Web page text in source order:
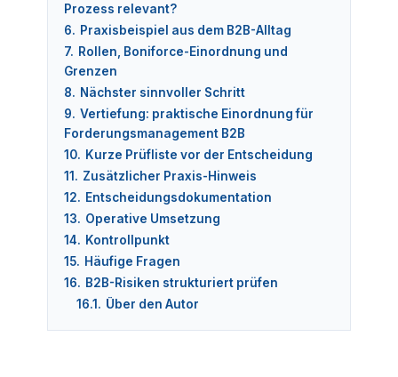
Prozess relevant?
6. Praxisbeispiel aus dem B2B-Alltag
7. Rollen, Boniforce-Einordnung und
Grenzen
8. Nächster sinnvoller Schritt
9. Vertiefung: praktische Einordnung für
Forderungsmanagement B2B
10. Kurze Prüfliste vor der Entscheidung
11. Zusätzlicher Praxis-Hinweis
12. Entscheidungsdokumentation
13. Operative Umsetzung
14. Kontrollpunkt
15. Häufige Fragen
16. B2B-Risiken strukturiert prüfen
16.1. Über den Autor